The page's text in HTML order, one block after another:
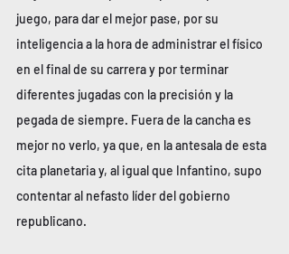
juego, para dar el mejor pase, por su
inteligencia a la hora de administrar el físico
en el final de su carrera y por terminar
diferentes jugadas con la precisión y la
pegada de siempre. Fuera de la cancha es
mejor no verlo, ya que, en la antesala de esta
cita planetaria y, al igual que Infantino, supo
contentar al nefasto líder del gobierno
republicano.